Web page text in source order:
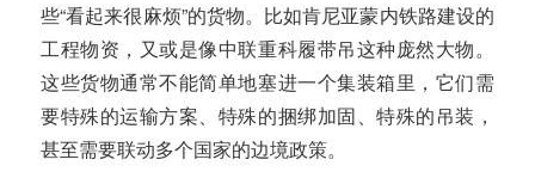
些“看起来很麻烦”的货物。比如肯尼亚蒙内铁路建设的
工程物资，又或是像中联重科履带吊这种庞然大物。
这些货物通常不能简单地塞进一个集装箱里，它们需
要特殊的运输方案、特殊的捆绑加固、特殊的吊装，
甚至需要联动多个国家的边境政策。